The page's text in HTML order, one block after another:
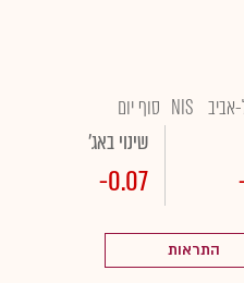
אביב NIS סוף יום
שינוי באג'
-0.07
התראות